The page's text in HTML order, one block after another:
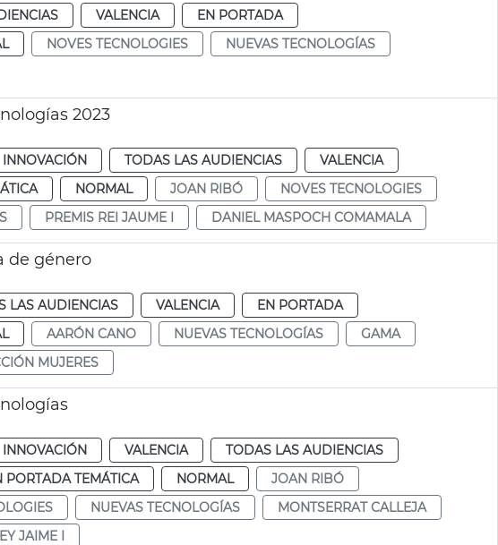
VALENCIA
EN PORTADA
NOVES TECNOLOGIES
NUEVAS TECNOLOGÍAS
2023
INNOVACIÓN TODAS LAS AUDIENCIAS
VALENCIA
NORMAL JOAN RIBÓ
NOVES TECNOLOGIES
PREMIS REI JAUME I DANIEL MASPOCH COMAMALA
de género
LAS AUDIENCIAS VALENCIA
EN PORTADA
AARÓN CANO NUEVAS TECNOLOGÍAS
GAMA
MUJERES
INNOVACIÓN VALENCIA
TODAS LAS AUDIENCIAS
PORTADA TEMÁTICA NORMAL
JOAN RIBÓ
NUEVAS TECNOLOGÍAS
MONTSERRAT CALLEJA
JAIME I